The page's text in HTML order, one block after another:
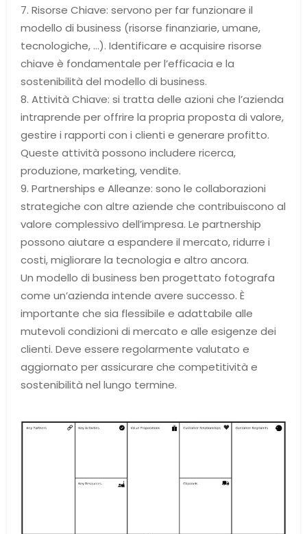
7. Risorse Chiave: servono per far funzionare il
modello di business (risorse finanziarie, umane,
tecnologiche, …). Identificare e acquisire risorse
chiave è fondamentale per l’efficacia e la
sostenibilità del modello di business.
8. Attività Chiave: si tratta delle azioni che l’azienda
intraprende per offrire la propria proposta di valore,
gestire i rapporti con i clienti e generare profitto.
Queste attività possono includere ricerca,
produzione, marketing, vendite.
9. Partnerships e Alleanze: sono le collaborazioni
strategiche con altre aziende che contribuiscono al
valore complessivo dell’impresa. Le partnership
possono aiutare a espandere il mercato, ridurre i
costi, migliorare la tecnologia e altro ancora.
Un modello di business ben progettato fotografa
come un’azienda intende avere successo. È
importante che sia flessibile e adattabile alle
mutevoli condizioni di mercato e alle esigenze dei
clienti. Deve essere regolarmente valutato e
aggiornato per assicurare che competitività e
sostenibilità nel lungo termine.